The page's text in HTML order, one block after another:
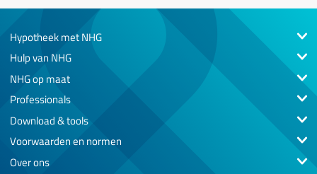
Hypotheek met NHG
Hulp van NHG
NHG op maat
Professionals
Download & tools
Voorwaarden en normen
Over ons